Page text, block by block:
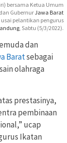
bersama Ketua Umum
GubernurJawa Barat
pelantikan pengurus
, Sabtu (5/3/2022).
dan
Baratsebagai
olahraga
prestasinya,
pembinaan
ucap
Ikatan